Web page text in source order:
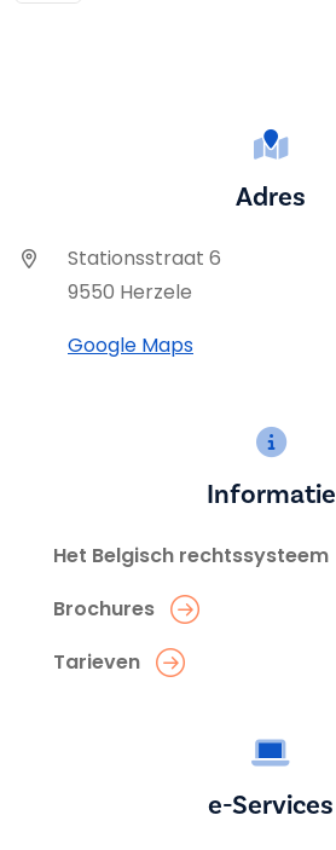
Adres
Stationsstraat 6
9550 Herzele
Google Maps
Informatie
Het Belgisch rechtssysteem
Brochures
Tarieven
e-Services